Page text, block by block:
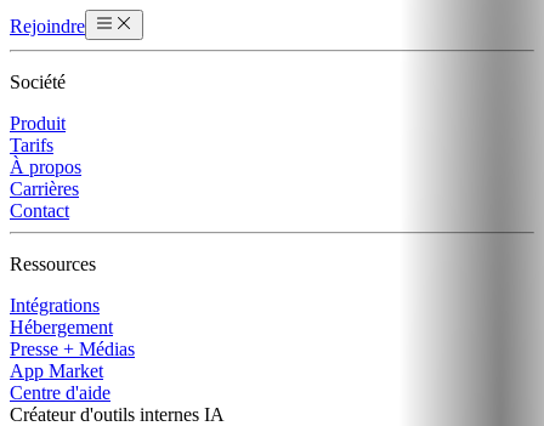
Rejoindre
Société
Produit
Tarifs
À propos
Carrières
Contact
Ressources
Intégrations
Hébergement
Presse + Médias
App Market
Centre d'aide
Créateur d'outils internes IA